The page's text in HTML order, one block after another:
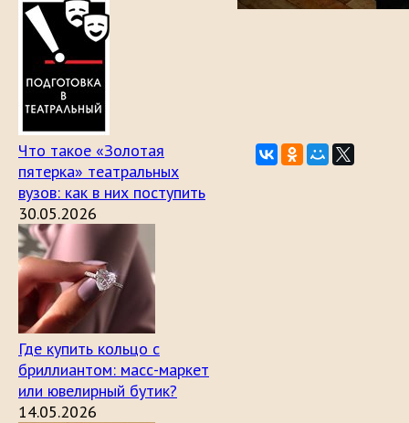
Что такое «Золотая
пятерка» театральных
вузов: как в них поступить
30.05.2026
Где купить кольцо с
бриллиантом: масс-маркет
или ювелирный бутик?
14.05.2026